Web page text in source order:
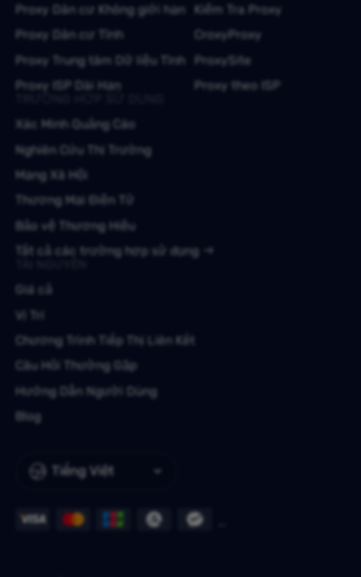
Tiếng Việt
Proxy Dân cư Không giới hạn
Proxy Dân cư Tĩnh
Proxy Trung tâm Dữ liệu Tĩnh
Proxy ISP Dài Hạn
Kiểm Tra Proxy
CroxyProxy
ProxySite
Proxy theo ISP
Xác Minh Quảng Cáo
Nghiên Cứu Thị Trường
Mạng Xã Hội
Thương Mại Điện Tử
Bảo vệ Thương Hiệu
Tất cả các trường hợp sử dụng
Giá cả
Vị Trí
Chương Trình Tiếp Thị Liên Kết
Câu Hỏi Thường Gặp
Hướng Dẫn Người Dùng
Blog